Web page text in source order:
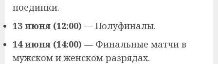
поединки.
13 июня (12:00) — Полуфиналы.
14 июня (14:00) — Финальные матчи в
мужском и женском разрядах.